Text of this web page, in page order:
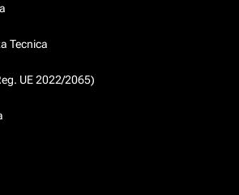
Tecnica
UE 2022/2065)